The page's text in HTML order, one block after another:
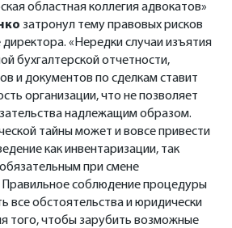
областная коллегия адвокатов»
затронул тему правовых рисков
«Нередки случаи изъятия
бухгалтерской отчетности,
и документов по сделкам ставит
организации, что не позволяет
надлежащим образом.
тайны может и вовсе привести
как инвентаризации, так
при смене
Правильное соблюдение процедуры
все обстоятельства и юридически
того, чтобы зарубить возможные